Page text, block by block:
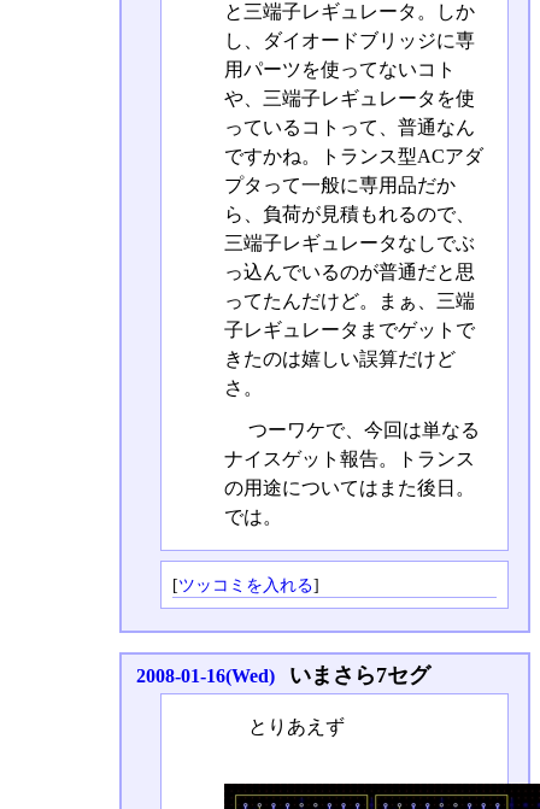
と三端子レギュレータ。しか
し、ダイオードブリッジに専
用パーツを使ってないコト
や、三端子レギュレータを使
っているコトって、普通なん
ですかね。トランス型ACアダ
プタって一般に専用品だか
ら、負荷が見積もれるので、
三端子レギュレータなしでぶ
っ込んでいるのが普通だと思
ってたんだけど。まぁ、三端
子レギュレータまでゲットで
きたのは嬉しい誤算だけど
さ。
つーワケで、今回は単なる
ナイスゲット報告。トランス
の用途についてはまた後日。
では。
[ツッコミを入れる]
2008-01-16(Wed) いまさら7セグ
とりあえず